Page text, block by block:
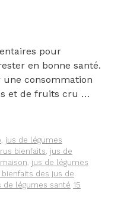
pour
en bonne santé.
consommation
et de fruits cru …
jus de légumes
bienfaits
jus de
jus de légumes
bienfaits des jus de
de légumes santé 15